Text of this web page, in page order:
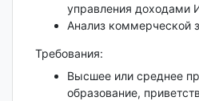
управления доходами
Анализ коммерческой
Требования:
Высшее или среднее
образование,